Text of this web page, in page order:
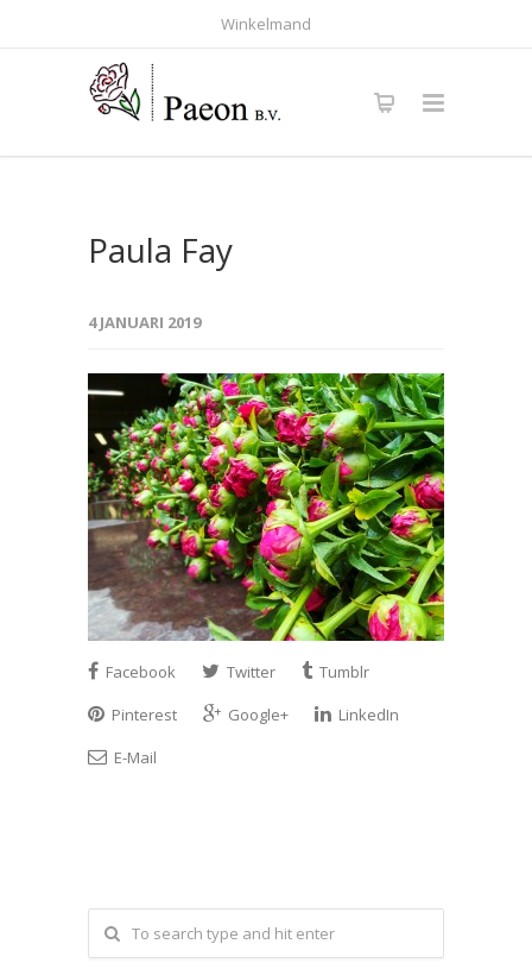
Winkelmand
Paula Fay
4 JANUARI 2019
Facebook Twitter
Tumblr
Pinterest
Google+
LinkedIn
E-Mail